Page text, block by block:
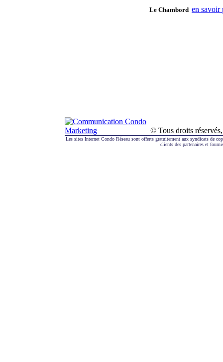
Le Chambord en savoir
© Tous droits
Les sites Internet Condo Réseau sont offerts gratuitement aux syndicats de
clients des partenaires et